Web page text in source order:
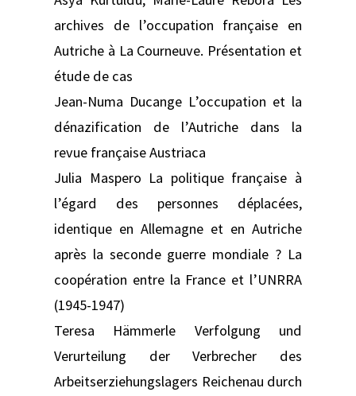
archives de l’occupation française en
Autriche à La Courneuve. Présentation et
étude de cas
Jean-Numa Ducange L’occupation et la
dénazification de l’Autriche dans la
revue française Austriaca
Julia Maspero La politique française à
l’égard des personnes déplacées,
identique en Allemagne et en Autriche
après la seconde guerre mondiale ? La
coopération entre la France et l’UNRRA
(1945-1947)
Teresa Hämmerle Verfolgung und
Verurteilung der Verbrecher des
Arbeitserziehungslagers Reichenau durch